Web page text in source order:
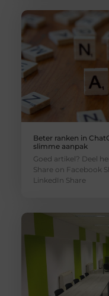
Beter ranken in
slimme aanpak
Goed artikel? Deel
Share on Facebook
LinkedIn Share